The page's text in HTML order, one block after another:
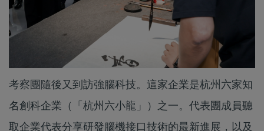
考察團隨後又到訪強腦科技。這家企業是杭州六家知
名創科企業（「杭州六小龍」）之一。代表團成員聽
取企業代表分享研發腦機接口技術的最新進展，以及